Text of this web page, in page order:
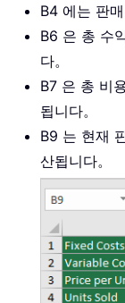
B4 에는 판
B6 은 총 수
다。
B7 은 총 비
됩니다。
B9 는 현재
산됩니다。